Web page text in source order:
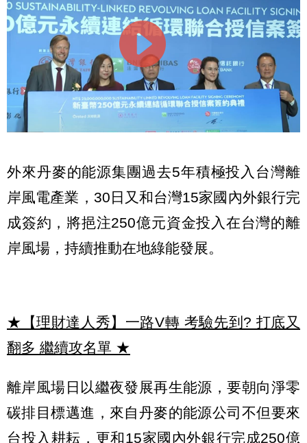
外來丹麥的能源集團過去5年積極投入台灣離
岸風電產業，30日又和台灣15家國內外銀行完
成簽約，將挹注250億元資金投入在台灣的離
岸風場，持續推動在地綠能發展。
★【理財達人秀】一路V轉 考驗先到? 打底又
翻多 繼續攻名單 ★
離岸風場日以繼夜發展再生能源，要朝向淨零
碳排目標邁進，來自丹麥的能源公司不但要來
台投入耕耘，更和15家國內外銀行完成250億